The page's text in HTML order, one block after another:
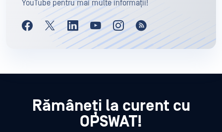
YouTube pentru mai multe informații!
Rămâneți la curent cu
OPSWAT!